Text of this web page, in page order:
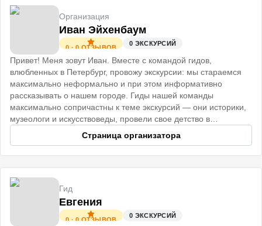
Организация
Иван Эйхенбаум
0 · 0 ОТЗЫВОВ
0 ЭКСКУРСИЙ
Привет! Меня зовут Иван. Вместе с командой гидов,
влюбленных в Петербург, провожу экскурсии: мы стараемся
максимально неформально и при этом информативно
рассказывать о нашем городе. Гиды нашей команды
максимально сопричастны к теме экскурсий — они историки,
музеологи и искусствоведы, провели свое детство в
старинных Петербургских домахСтраница организатора
Гид
Евгения
0 · 0 ОТЗЫВОВ
0 ЭКСКУРСИЙ